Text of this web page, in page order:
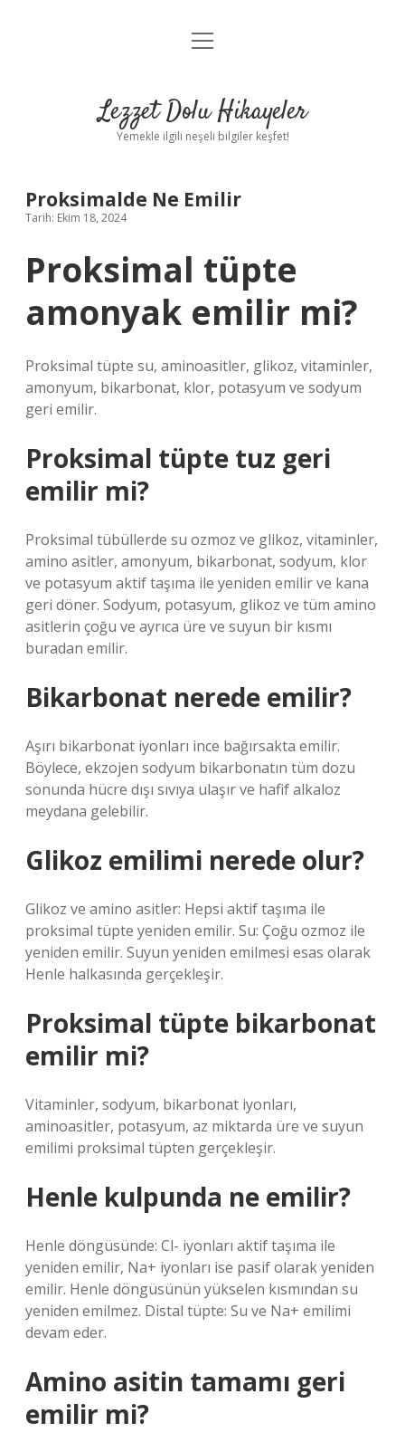
Anasayfa
Yasal Uyarı
menüyü
Lezzet Dolu Hikayeler
Yemekle ilgili neşeli bilgiler keşfet!
Proksimalde Ne Emilir
Tarih: Ekim 18, 2024
Proksimal tüpte
amonyak emilir mi?
Proksimal tüpte su, aminoasitler, glikoz, vitaminler,
amonyum, bikarbonat, klor, potasyum ve sodyum
geri emilir.
Proksimal tüpte tuz geri
emilir mi?
Proksimal tübüllerde su ozmoz ve glikoz, vitaminler,
amino asitler, amonyum, bikarbonat, sodyum, klor
ve potasyum aktif taşıma ile yeniden emilir ve kana
geri döner. Sodyum, potasyum, glikoz ve tüm amino
asitlerin çoğu ve ayrıca üre ve suyun bir kısmı
buradan emilir.
Bikarbonat nerede emilir?
Aşırı bikarbonat iyonları ince bağırsakta emilir.
Böylece, ekzojen sodyum bikarbonatın tüm dozu
sonunda hücre dışı sıvıya ulaşır ve hafif alkaloz
meydana gelebilir.
Glikoz emilimi nerede olur?
Glikoz ve amino asitler: Hepsi aktif taşıma ile
proksimal tüpte yeniden emilir. Su: Çoğu ozmoz ile
yeniden emilir. Suyun yeniden emilmesi esas olarak
Henle halkasında gerçekleşir.
Proksimal tüpte bikarbonat
emilir mi?
Vitaminler, sodyum, bikarbonat iyonları,
aminoasitler, potasyum, az miktarda üre ve suyun
emilimi proksimal tüpten gerçekleşir.
Henle kulpunda ne emilir?
Henle döngüsünde: Cl- iyonları aktif taşıma ile
yeniden emilir, Na+ iyonları ise pasif olarak yeniden
emilir. Henle döngüsünün yükselen kısmından su
yeniden emilmez. Distal tüpte: Su ve Na+ emilimi
devam eder.
Amino asitin tamamı geri
emilir mi?